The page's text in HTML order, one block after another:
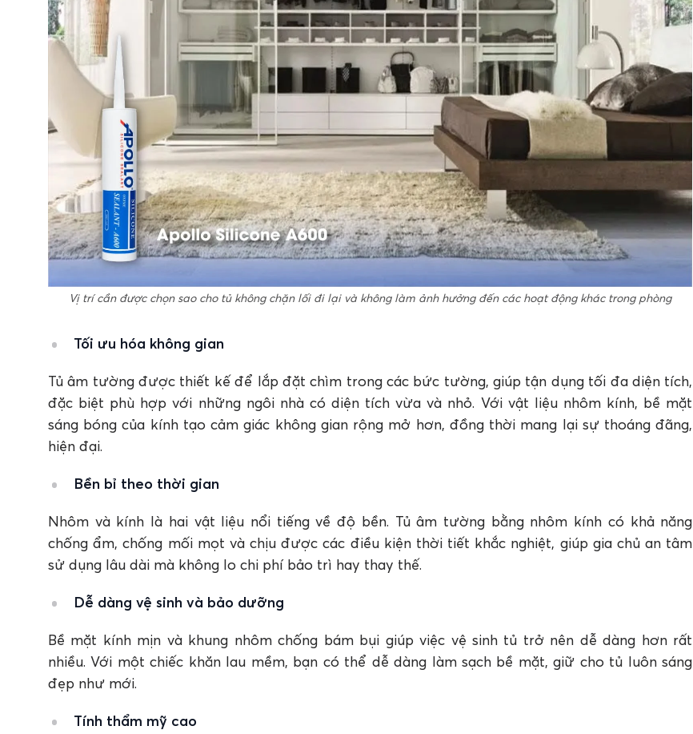
Vị trí cần được chọn sao cho tủ không chặn lối đi lại và không làm ảnh hưởng đến các hoạt động khác trong phòng
Tối ưu hóa không gian
Tủ âm tường được thiết kế để lắp đặt chìm trong các bức tường, giúp tận dụng tối đa diện tích,
đặc biệt phù hợp với những ngôi nhà có diện tích vừa và nhỏ. Với vật liệu nhôm kính, bề mặt
sáng bóng của kính tạo cảm giác không gian rộng mở hơn, đồng thời mang lại sự thoáng đãng,
hiện đại.
Bền bỉ theo thời gian
Nhôm và kính là hai vật liệu nổi tiếng về độ bền. Tủ âm tường bằng nhôm kính có khả năng
chống ẩm, chống mối mọt và chịu được các điều kiện thời tiết khắc nghiệt, giúp gia chủ an tâm
sử dụng lâu dài mà không lo chi phí bảo trì hay thay thế.
Dễ dàng vệ sinh và bảo dưỡng
Bề mặt kính mịn và khung nhôm chống bám bụi giúp việc vệ sinh tủ trở nên dễ dàng hơn rất
nhiều. Với một chiếc khăn lau mềm, bạn có thể dễ dàng làm sạch bề mặt, giữ cho tủ luôn sáng
đẹp như mới.
Tính thẩm mỹ cao